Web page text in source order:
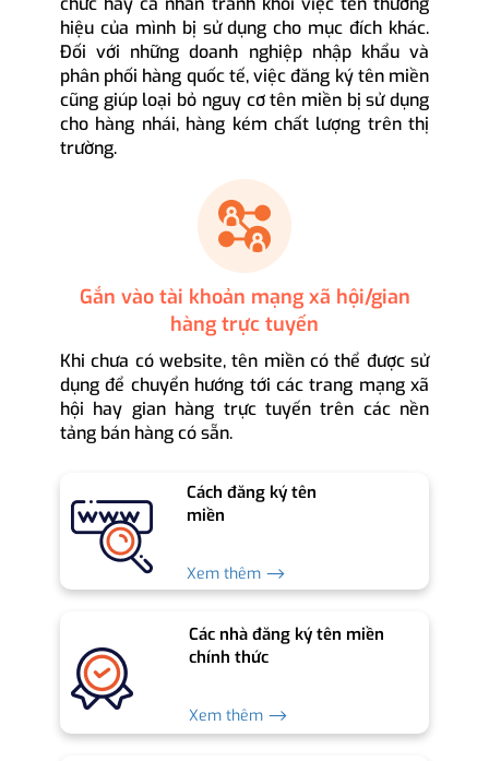
hiệu của mình bị sử dụng cho mục đích khác.
Đối với những doanh nghiệp nhập khẩu và
phân phối hàng quốc tế, việc đăng ký tên miền
cũng giúp loại bỏ nguy cơ tên miền bị sử dụng
cho hàng nhái, hàng kém chất lượng trên thị
trường.
Gắn vào tài khoản mạng xã hội/gian
hàng trực tuyến
Khi chưa có website, tên miền có thể được sử
dụng để chuyển hướng tới các trang mạng xã
hội hay gian hàng trực tuyến trên các nền
tảng bán hàng có sẵn.
Cách đăng ký tên
miền
Xem thêm ⟶
Các nhà đăng ký tên miền
chính thức
Xem thêm ⟶